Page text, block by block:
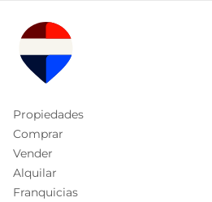
Propiedades
Comprar
Vender
Alquilar
Franquicias